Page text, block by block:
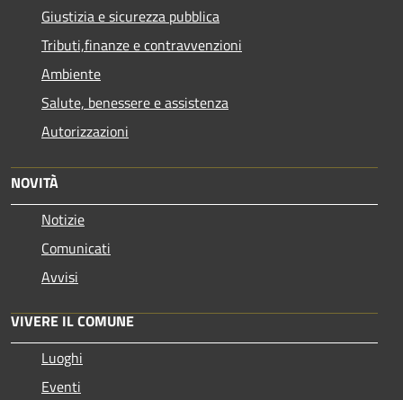
Giustizia e sicurezza pubblica
Tributi,finanze e contravvenzioni
Ambiente
Salute, benessere e assistenza
Autorizzazioni
NOVITÀ
Notizie
Comunicati
Avvisi
VIVERE IL COMUNE
Luoghi
Eventi